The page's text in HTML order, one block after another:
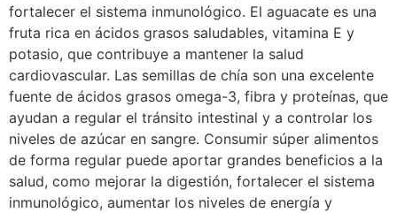
fortalecer el sistema inmunológico. El aguacate es una
fruta rica en ácidos grasos saludables, vitamina E y
potasio, que contribuye a mantener la salud
cardiovascular. Las semillas de chía son una excelente
fuente de ácidos grasos omega-3, fibra y proteínas, que
ayudan a regular el tránsito intestinal y a controlar los
niveles de azúcar en sangre. Consumir súper alimentos
de forma regular puede aportar grandes beneficios a la
salud, como mejorar la digestión, fortalecer el sistema
inmunológico, aumentar los niveles de energía y